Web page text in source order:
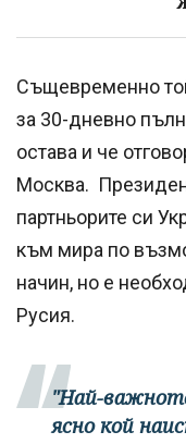
Същевременно
за 30-дневно
остава и че
Москва.
партньорите си
към мира по
начин, но е
Русия.
"Най-
ясно кой